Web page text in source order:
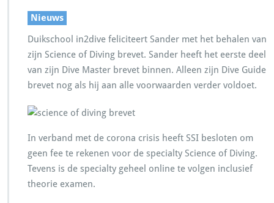
Nieuws
Duikschool in2dive feliciteert Sander met het behalen van
zijn Science of Diving brevet. Sander heeft het eerste deel
van zijn Dive Master brevet binnen. Alleen zijn Dive Guide
brevet nog als hij aan alle voorwaarden verder voldoet.
In verband met de corona crisis heeft SSI besloten om
geen fee te rekenen voor de specialty Science of Diving.
Tevens is de specialty geheel online te volgen inclusief
theorie examen.